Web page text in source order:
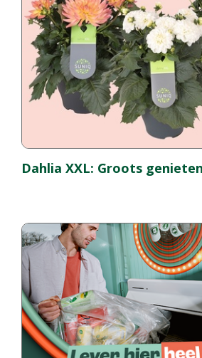
Dahlia XXL: Groots